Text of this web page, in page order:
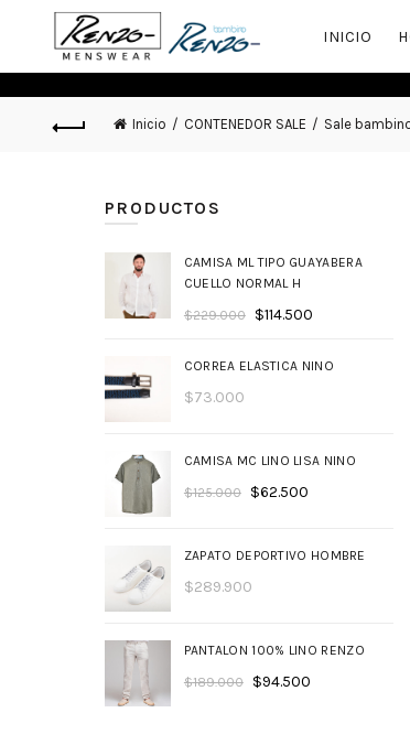
INICIO
Inicio CONTENEDOR SALE Sale
PRODUCTOS
CAMISA ML TIPO GUAYABERA
CUELLO NORMAL H
$229.000 $114.500
CORREA ELASTICA NINO
$73.000
CAMISA MC LINO LISA NINO
$125.000 $62.500
ZAPATO DEPORTIVO HOMBRE
$289.900
PANTALON 100% LINO RENZO
$189.000 $94.500